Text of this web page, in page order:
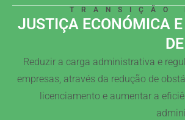
TRANSIÇÃO
JUSTIÇA ECONÓMICA
Reduzir a carga administrativa e
empresas, através da redução de
licenciamento e aumentar a